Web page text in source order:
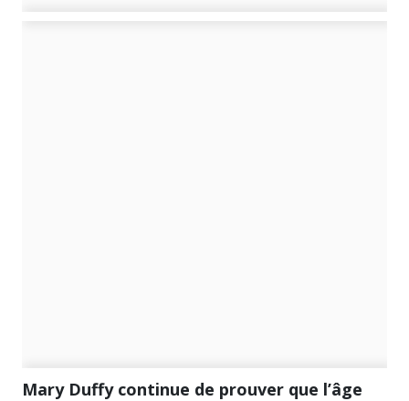
Mary Duffy continue de prouver que l’âge